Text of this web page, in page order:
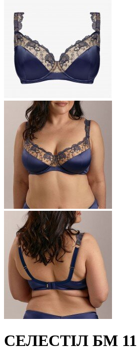
СЕЛЕСТІЛ БМ 11